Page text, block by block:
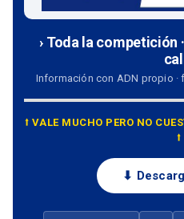
› Toda la competición
Información con ADN propio ·
⭡ VALE MUCHO PERO NO
⭡
⬇